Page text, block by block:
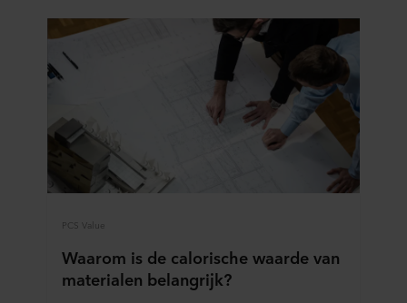
PCS Value
Waarom is de calorische waarde van
materialen belangrijk?